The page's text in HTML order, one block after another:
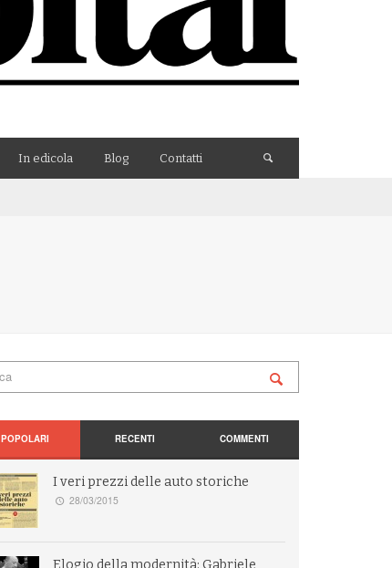
In edicola Blog Contatti
POPOLARI RECENTI COMMENTI
I veri prezzi delle auto storiche
28/03/2015
Elogio della modernità: Gabriele